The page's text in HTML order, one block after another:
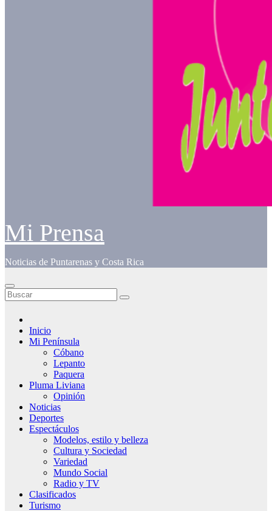
Mi Prensa
Noticias de Puntarenas y Costa Rica
Inicio
Mi Península
Cóbano
Lepanto
Paquera
Pluma Liviana
Opinión
Noticias
Deportes
Espectáculos
Modelos, estilo y belleza
Cultura y Sociedad
Variedad
Mundo Social
Radio y TV
Clasificados
Turismo